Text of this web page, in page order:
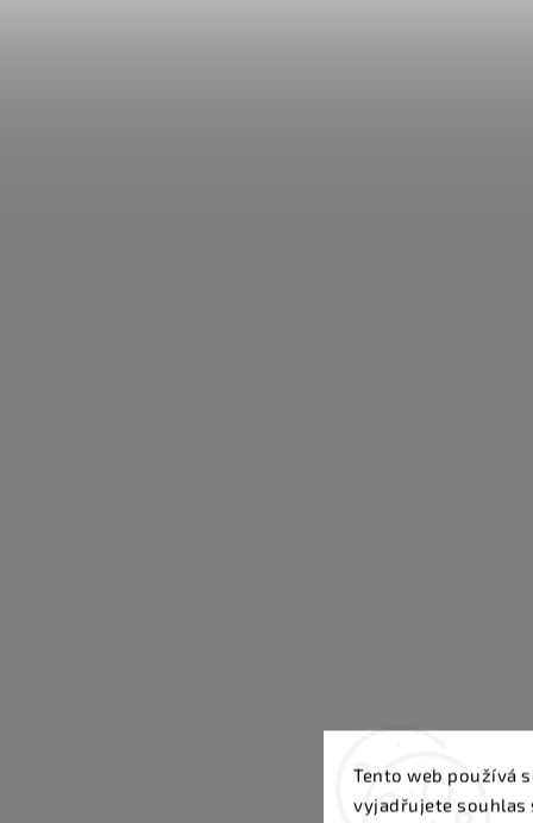
Tento web používá
vyjadřujete souhlas